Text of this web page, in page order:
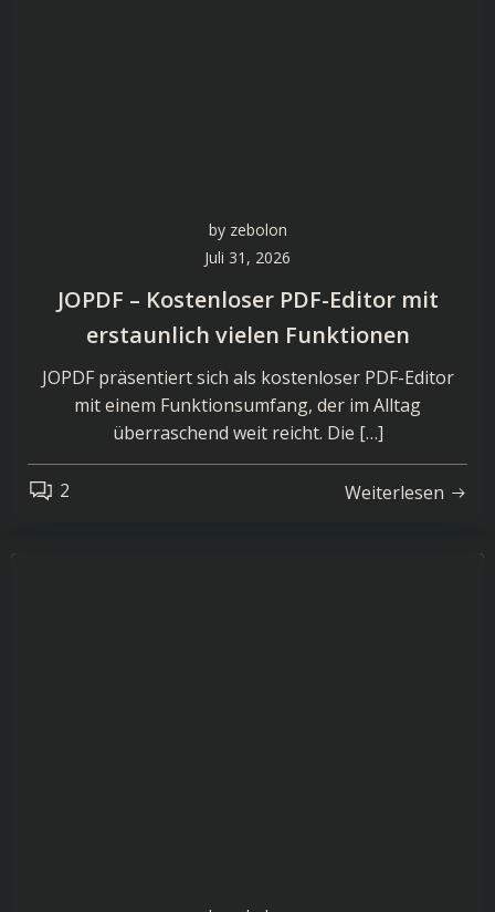
by zebolon
Juli 31, 2026
JOPDF – Kostenloser PDF-Editor mit
erstaunlich vielen Funktionen
JOPDF präsentiert sich als kostenloser PDF-Editor
mit einem Funktionsumfang, der im Alltag
überraschend weit reicht. Die […]
2 Weiterlesen